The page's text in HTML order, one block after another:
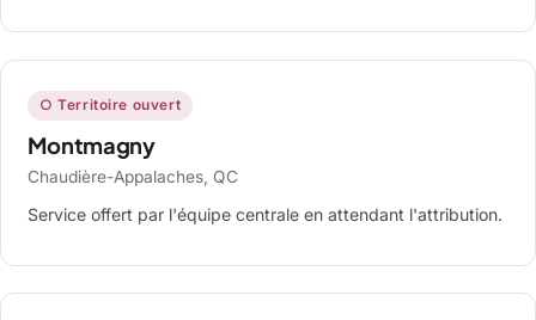
○ Territoire ouvert
Montmagny
Chaudière-Appalaches, QC
Service offert par l'équipe centrale en attendant l'attribution.